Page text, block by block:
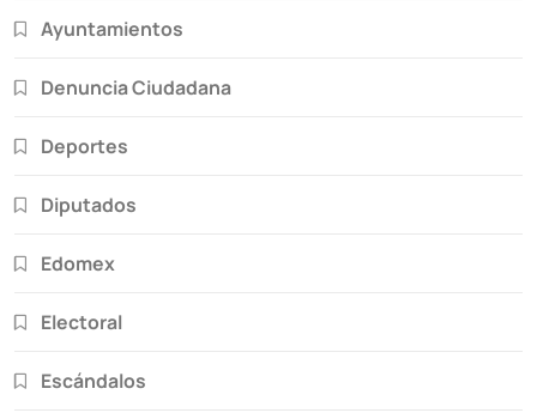
Ayuntamientos
Denuncia Ciudadana
Deportes
Diputados
Edomex
Electoral
Escándalos